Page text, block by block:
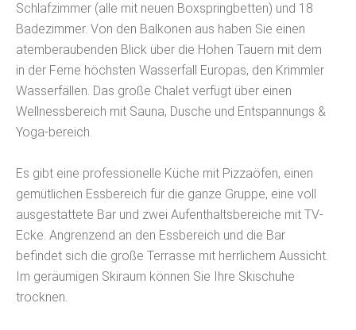
Schlafzimmer (alle mit neuen Boxspringbetten) und 18
Badezimmer. Von den Balkonen aus haben Sie einen
atemberaubenden Blick über die Hohen Tauern mit dem
in der Ferne höchsten Wasserfall Europas, den Krimmler
Wasserfällen. Das große Chalet verfügt über einen
Wellnessbereich mit Sauna, Dusche und Entspannungs &
Yoga-bereich.
Es gibt eine professionelle Küche mit Pizzaöfen, einen
gemütlichen Essbereich für die ganze Gruppe, eine voll
ausgestattete Bar und zwei Aufenthaltsbereiche mit TV-
Ecke. Angrenzend an den Essbereich und die Bar
befindet sich die große Terrasse mit herrlichem Aussicht.
Im geräumigen Skiraum können Sie Ihre Skischuhe
trocknen.